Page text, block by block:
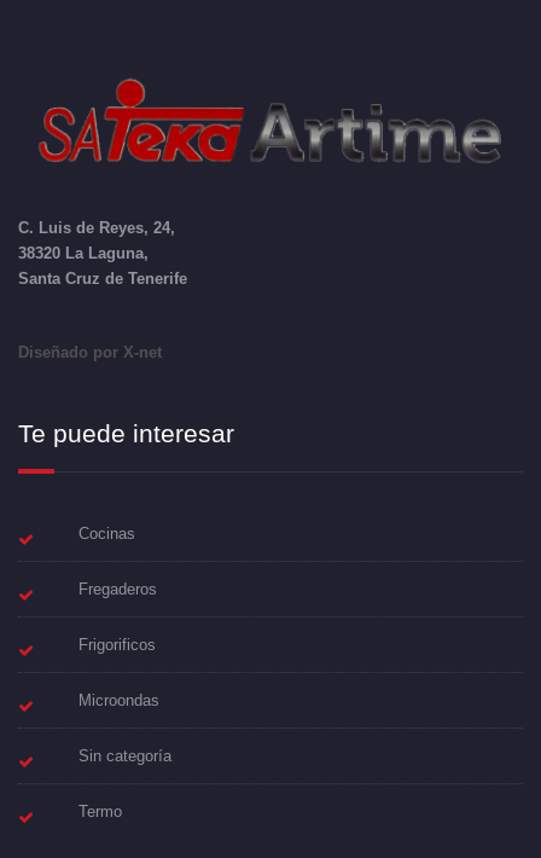
C. Luis de Reyes, 24,
38320 La Laguna,
Santa Cruz de Tenerife
Diseñado por X-net
Te puede interesar
Cocinas
Fregaderos
Frigorificos
Microondas
Sin categoría
Termo